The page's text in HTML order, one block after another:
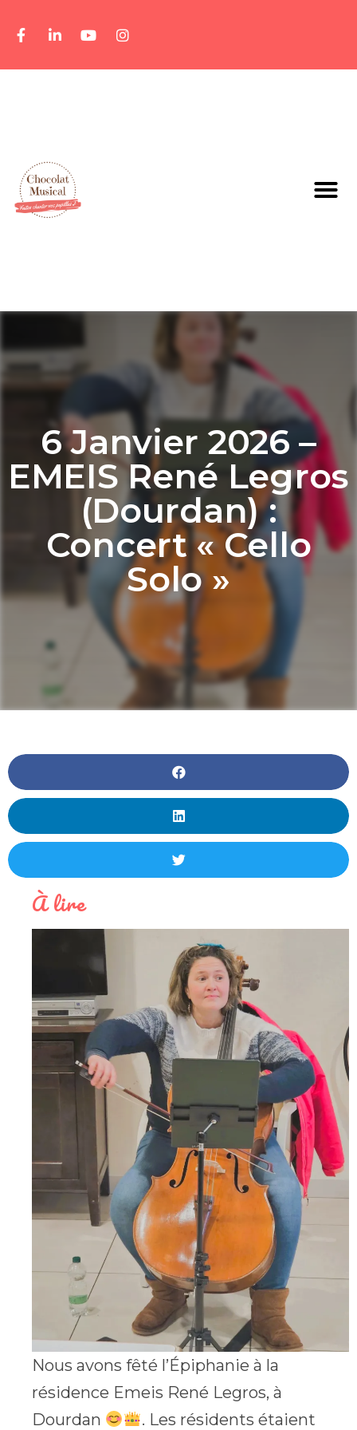
6 Janvier 2026 –
EMEIS René Legros
(Dourdan) :
Concert « Cello
Solo »
À lire
Nous avons fêté l’Épiphanie à la
résidence Emeis René Legros, à
Dourdan
. Les résidents étaient